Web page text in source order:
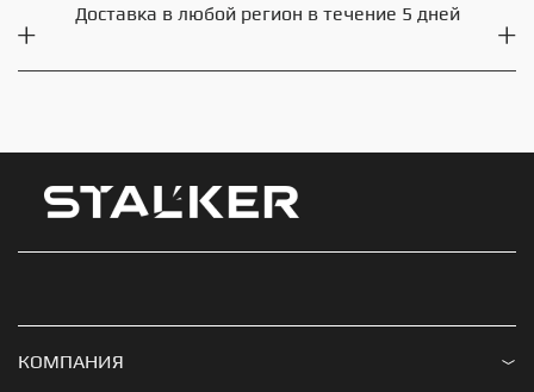
Доставка в любой регион в течение 5 дней
КОМПАНИЯ